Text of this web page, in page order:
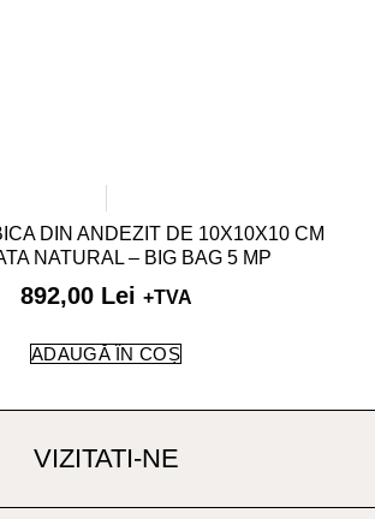
DIN ANDEZIT DE 10X10X10 CM
NATURAL – BIG BAG 5 MP
892,00 Lei +TVA
ADAUGĂ ÎN COȘ
VIZITATI-NE